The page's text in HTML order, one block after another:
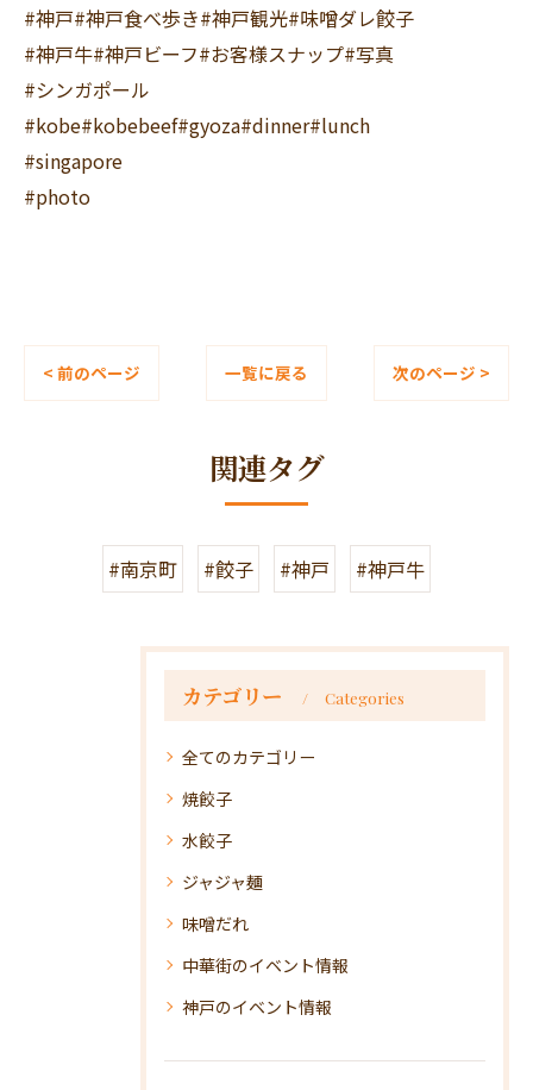
#神戸#神戸食べ歩き#神戸観光#味噌ダレ餃子
#神戸牛#神戸ビーフ#お客様スナップ#写真
#シンガポール
#kobe#kobebeef#gyoza#dinner#lunch
#singapore
#photo
< 前のページ 一覧に戻る 次のページ >
関連タグ
#南京町 #餃子 #神戸 #神戸牛
カテゴリー Categories
全てのカテゴリー
焼餃子
水餃子
ジャジャ麺
味噌だれ
中華街のイベント情報
神戸のイベント情報